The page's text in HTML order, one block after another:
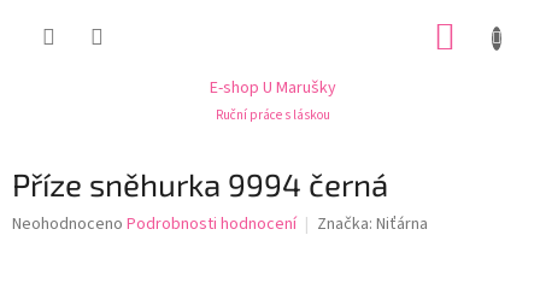
E-shop U Marušky
Ruční práce s láskou
Příze sněhurka 9994 černá
Průměrné
Neohodnoceno Podrobnosti hodnocení Značka: Niťárna